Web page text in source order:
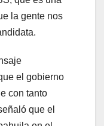
la gente nos
el gobierno
con tanto
que el